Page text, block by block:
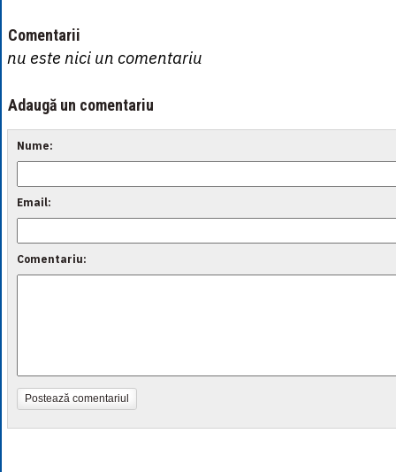
Comentarii
nu este nici un comentariu
Adaugă un comentariu
Nume:
Email:
Comentariu:
Postează comentariul